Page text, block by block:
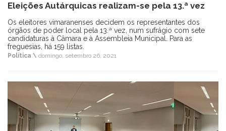
Eleições Autárquicas realizam-se pela 13.ª vez
Os eleitores vimaranenses decidem os representantes dos
órgãos de poder local pela 13.ª vez, num sufrágio com sete
candidaturas à Câmara e à Assembleia Municipal. Para as
freguesias, há 159 listas.
Política \ domingo, setembro 26, 2021